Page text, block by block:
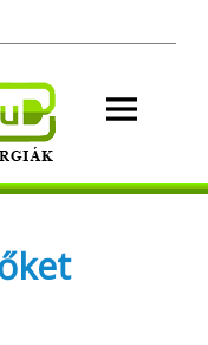
energiák.